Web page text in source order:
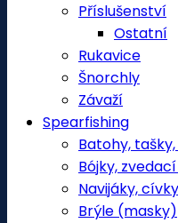
Příslušenství
Ostatní
Rukavice
Šnorchly
Závaží
Spearfishing
Batohy,
Bójky,
Navijáky, cívky
Brýle (masky)